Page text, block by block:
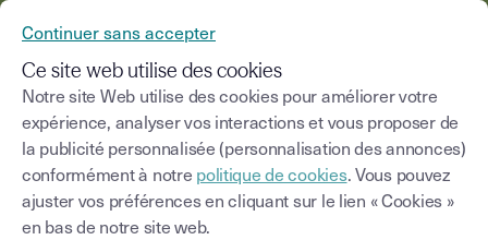
La signature électronique du
PV de réception
Continuer sans accepter
Ce site web utilise des cookies
Notre site Web utilise des cookies pour améliorer votre
expérience, analyser vos interactions et vous proposer de
la publicité personnalisée (personnalisation des annonces)
conformément à notre politique de cookies. Vous pouvez
ajuster vos préférences en cliquant sur le lien « Cookies »
en bas de notre site web.